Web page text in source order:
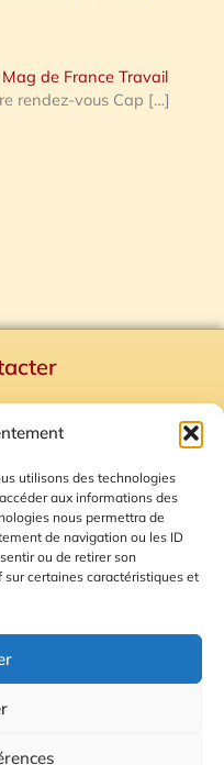
utilisons des technologies
aux informations des
nous permettra de
de navigation ou les ID
ou de retirer son
certaines caractéristiques et
Mag de France Travail
rendez-vous Cap […]
Plan du site